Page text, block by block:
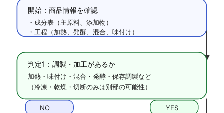
開始：商品情報を確認
・成分表（主原料、添加物）
・工程（加熱、発酵、混合、味付け）
判定1：調製・加工があるか
加熱・味付け・混合・発酵・保存調製など
（冷凍・乾燥・切断のみは別部の可能性）
YES
NO